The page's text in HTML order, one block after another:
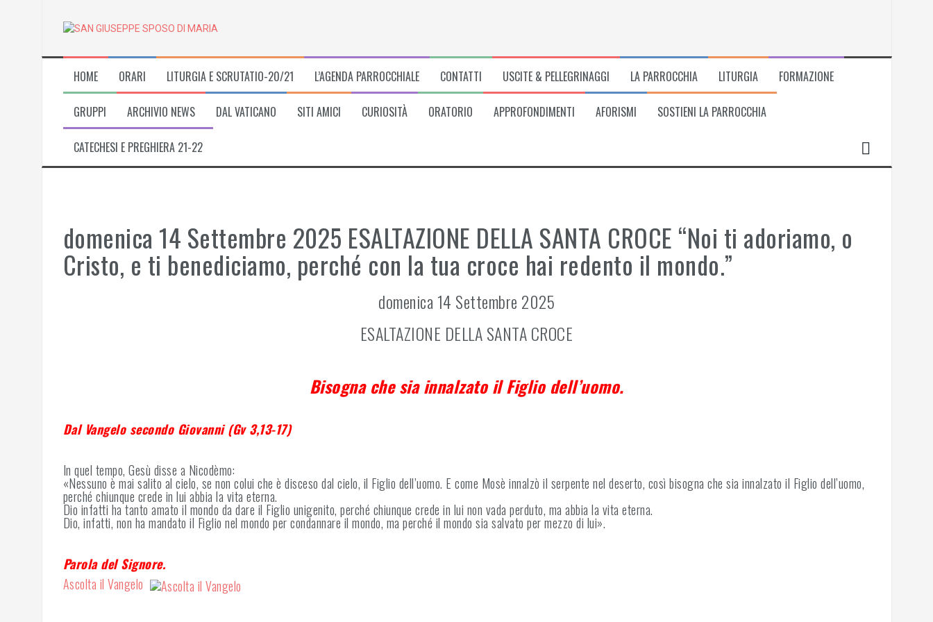
HOME ORARI LITURGIA E SCRUTATIO-20/21 L’AGENDA PARROCCHIALE CONTATTI USCITE & PELLEGRINAGGI LA PARROCCHIA LITURGIA FORMAZIONE
GRUPPI ARCHIVIO NEWS DAL VATICANO SITI AMICI CURIOSITÀ ORATORIO APPROFONDIMENTI AFORISMI SOSTIENI LA PARROCCHIA
CATECHESI E PREGHIERA 21-22
domenica 14 Settembre 2025 ESALTAZIONE DELLA SANTA CROCE “Noi ti adoriamo, o
Cristo, e ti benediciamo, perché con la tua croce hai redento il mondo.”
domenica 14 Settembre 2025
ESALTAZIONE DELLA SANTA CROCE
Bisogna che sia innalzato il Figlio dell’uomo.
Dal Vangelo secondo Giovanni (Gv 3,13-17)
In quel tempo, Gesù disse a Nicodèmo:
«Nessuno è mai salito al cielo, se non colui che è disceso dal cielo, il Figlio dell’uomo. E come Mosè innalzò il serpente nel deserto, così bisogna che sia innalzato il Figlio dell’uomo,
perché chiunque crede in lui abbia la vita eterna.
Dio infatti ha tanto amato il mondo da dare il Figlio unigenito, perché chiunque crede in lui non vada perduto, ma abbia la vita eterna.
Dio, infatti, non ha mandato il Figlio nel mondo per condannare il mondo, ma perché il mondo sia salvato per mezzo di lui».
Parola del Signore.
Ascolta il Vangelo